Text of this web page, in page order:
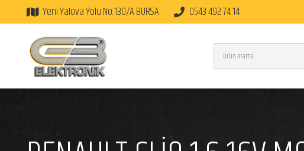
Yeni Yalova Yolu No:130/A BURSA 0543 492 74 14